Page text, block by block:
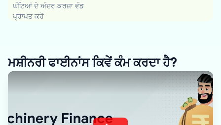
ਘੰਟਿਆਂ ਦੇ ਅੰਦਰ ਕਰਜ਼ਾ ਵੰਡ
ਪ੍ਰਾਪਤ ਕਰੋ
ਮਸ਼ੀਨਰੀ ਫਾਈਨਾਂਸ ਕਿਵੇਂ ਕੰਮ ਕਰਦਾ ਹੈ?